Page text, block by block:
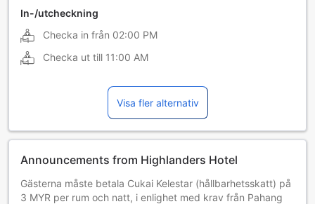
In-/utcheckning
Checka in från 02:00 PM
Checka ut till 11:00 AM
Visa fler alternativ
Announcements from Highlanders Hotel
Gästerna måste betala Cukai Kelestar (hållbarhetsskatt) på
3 MYR per rum och natt, i enlighet med krav från Pahang